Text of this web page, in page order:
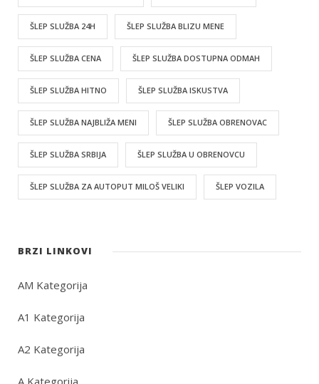
ŠLEP SLUŽBA 24H ŠLEP SLUŽBA BLIZU MENE
ŠLEP SLUŽBA CENA ŠLEP SLUŽBA DOSTUPNA ODMAH
ŠLEP SLUŽBA HITNO ŠLEP SLUŽBA ISKUSTVA
ŠLEP SLUŽBA NAJBLIŽA MENI ŠLEP SLUŽBA OBRENOVAC
ŠLEP SLUŽBA SRBIJA ŠLEP SLUŽBA U OBRENOVCU
ŠLEP SLUŽBA ZA AUTOPUT MILOŠ VELIKI ŠLEP VOZILA
BRZI LINKOVI
AM Kategorija
A1 Kategorija
A2 Kategorija
A Kategorija